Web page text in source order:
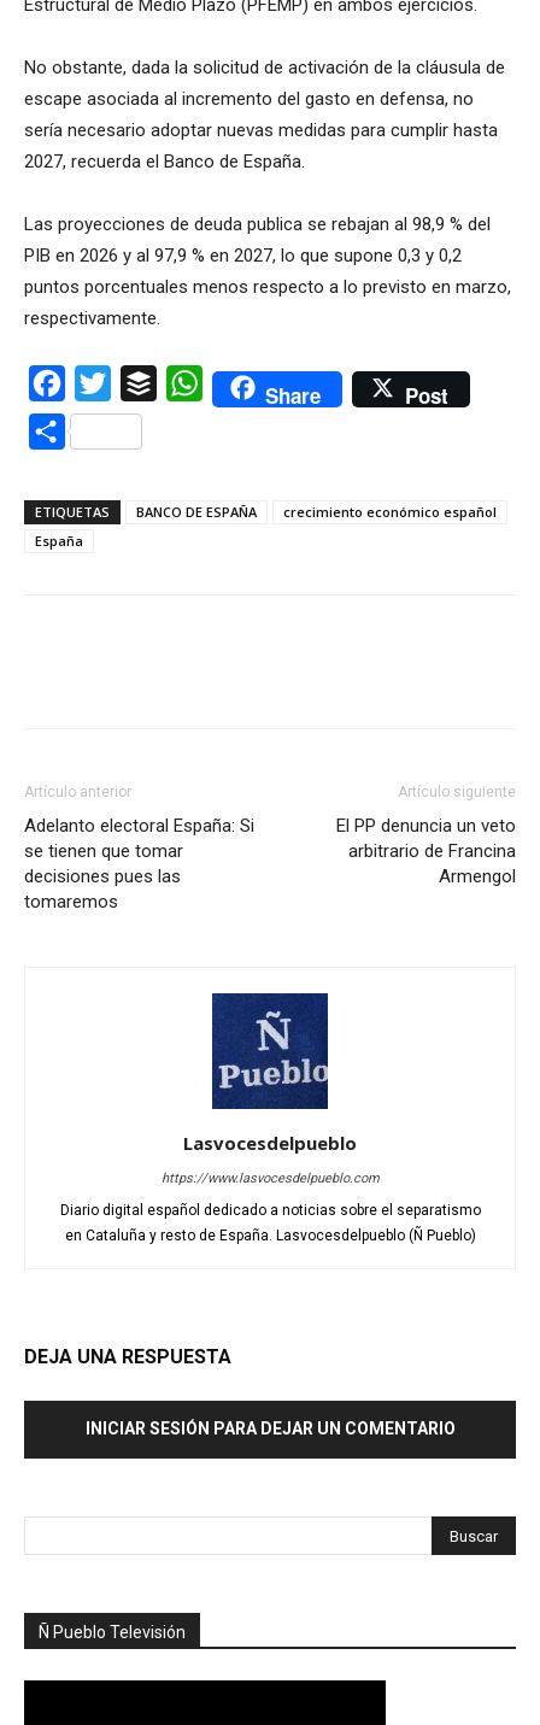
Estructural de Medio Plazo (PFEMP) en ambos ejercicios.
No obstante, dada la solicitud de activación de la cláusula de
escape asociada al incremento del gasto en defensa, no
sería necesario adoptar nuevas medidas para cumplir hasta
2027, recuerda el Banco de España.
Las proyecciones de deuda publica se rebajan al 98,9 % del
PIB en 2026 y al 97,9 % en 2027, lo que supone 0,3 y 0,2
puntos porcentuales menos respecto a lo previsto en marzo,
respectivamente.
Facebook
Twitter Buffer WhatsAppShare Post
Compartir
ETIQUETAS BANCO DE ESPAÑA
crecimiento económico español
España
Artículo anterior
Adelanto electoral España: Si
se tienen que tomar
decisiones pues las
tomaremos
Artículo siguiente
El PP denuncia un veto
arbitrario de Francina
Armengol
Lasvocesdelpueblo
https://www.lasvocesdelpueblo.com
Diario digital español dedicado a noticias sobre el separatismo
en Cataluña y resto de España. Lasvocesdelpueblo (Ñ Pueblo)
DEJA UNA RESPUESTA
INICIAR SESIÓN PARA DEJAR UN COMENTARIO
Ñ Pueblo Televisión